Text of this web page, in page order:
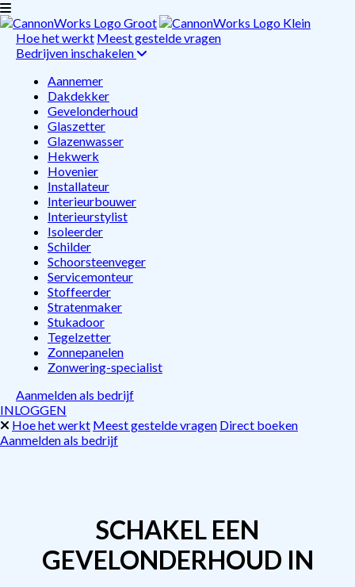
Hoe het werkt Meest gestelde vragen
Bedrijven inschakelen
Aannemer
Dakdekker
Gevelonderhoud
Glaszetter
Glazenwasser
Hekwerk
Hovenier
Installateur
Interieurbouwer
Interieurstylist
Isoleerder
Schilder
Schoorsteenveger
Servicemonteur
Stoffeerder
Stratenmaker
Stukadoor
Tegelzetter
Zonnepanelen
Zonwering-specialist
Aanmelden als bedrijf
INLOGGEN
Hoe het werkt Meest gestelde vragen Direct boeken
Aanmelden als bedrijf
SCHAKEL EEN
GEVELONDERHOUD IN